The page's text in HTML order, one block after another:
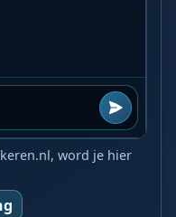
word je hier